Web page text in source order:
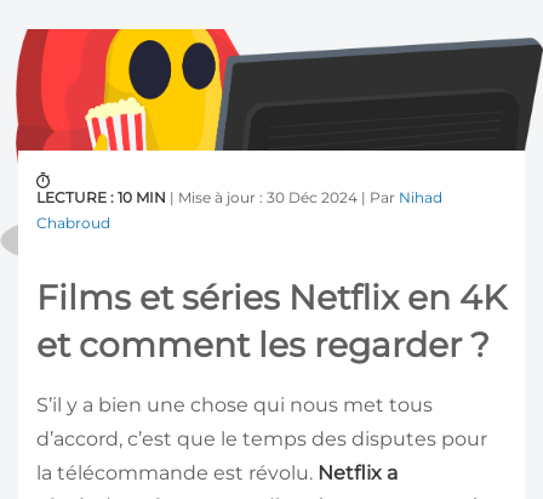
LECTURE : 10 MIN | Mise à jour : 30 Déc 2024 | Par Nihad
Chabroud
Films et séries Netflix en 4K
et comment les regarder ?
S’il y a bien une chose qui nous met tous
d’accord, c’est que le temps des disputes pour
la télécommande est révolu. Netflix a